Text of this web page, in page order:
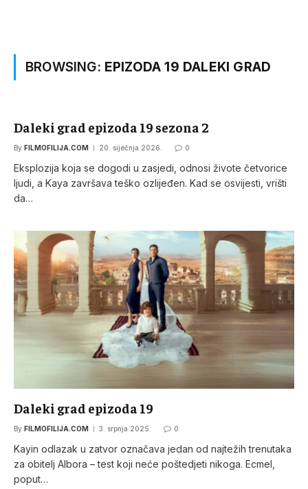
BROWSING: EPIZODA 19 DALEKI GRAD
Daleki grad epizoda 19 sezona 2
By FILMOFILIJA.COM 20. siječnja 2026. 0
Eksplozija koja se dogodi u zasjedi, odnosi živote četvorice
ljudi, a Kaya završava teško ozlijeđen. Kad se osvijesti, vrišti
da…
Daleki grad epizoda 19
By FILMOFILIJA.COM 3. srpnja 2025. 0
Kayin odlazak u zatvor označava jedan od najtežih trenutaka
za obitelj Albora – test koji neće poštedjeti nikoga. Ecmel,
poput…